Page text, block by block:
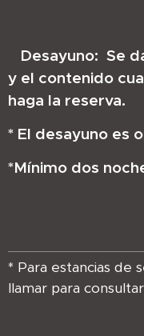
Desayuno: Se
y el contenido
haga la reserva.
* El desayuno es
*Mínimo dos
* Para estancias de
llamar para